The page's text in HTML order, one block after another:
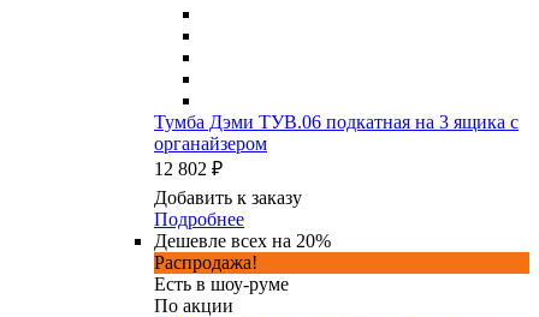
Тумба Дэми ТУВ.06 подкатная на 3 ящика с
органайзером
12 802 ₽
Добавить к заказу
Подробнее
Дешевле всех на 20%
Распродажа!
Есть в шоу-руме
По акции